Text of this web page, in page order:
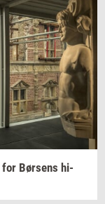
for Bør­sens hi­